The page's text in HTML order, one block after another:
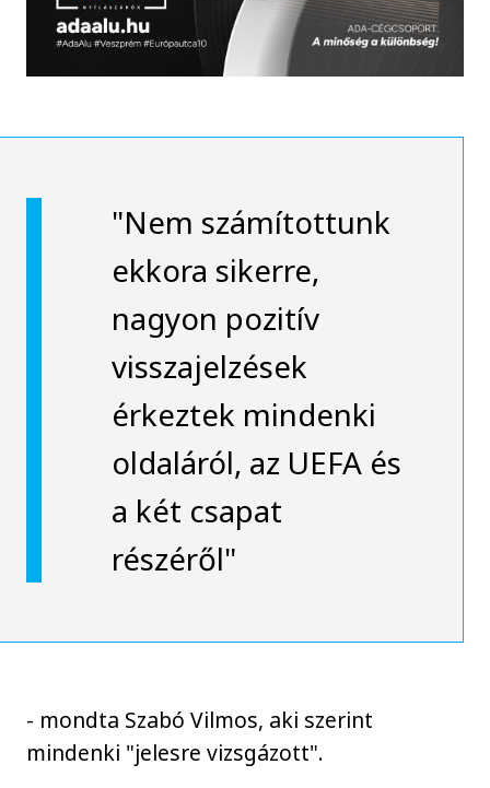
"Nem számítottunk
ekkora sikerre,
nagyon pozitív
visszajelzések
érkeztek mindenki
oldaláról, az UEFA és
a két csapat
részéről"
- mondta Szabó Vilmos, aki szerint
mindenki "jelesre vizsgázott".